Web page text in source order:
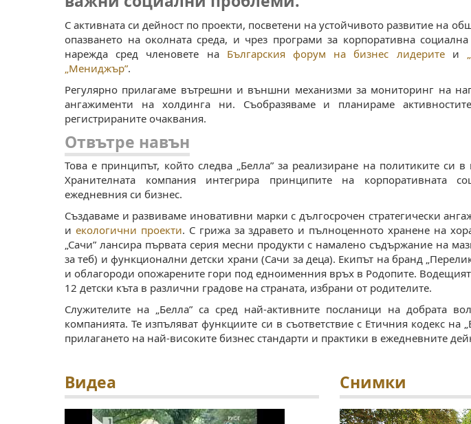
С активната си дейност по проекти, посветени на устойчивото развитие на
опазването на околната среда, и чрез програми за корпоративна социална
нарежда сред членовете на Българския форум на бизнес лидеритеи
„Мениджър”.
Регулярно прилагаме вътрешни и външни механизми за мониторинг на
ангажименти на холдинга ни. Съобразяваме и планираме
регистрираните очаквания.
Отвътре навън
Това е принципът, който следва „Белла” за реализиране на политиките си
Хранителната компания интегрира принципите на корпоративната
ежедневния си бизнес.
Създаваме и развиваме иновативни марки с дългосрочен стратегически
и екологични проекти. С грижа за здравето и пълноценното хранене на
„Сачи” лансира първата серия месни продукти с намалено съдържание на
за теб) и функционални детски храни (Сачи за деца). Екипът на бранд
и облагороди опожарените гори под едноименния връх в Родопите.
12 детски къта в различни градове на страната, избрани от родителите.
Служителите на „Белла” са сред най-активните посланици на добрата
компанията. Те изпъляват функциите си в съответствие с Етичния кодекс на
прилагането на най-високите бизнес стандарти и практики в ежедневните
Видеа Снимки